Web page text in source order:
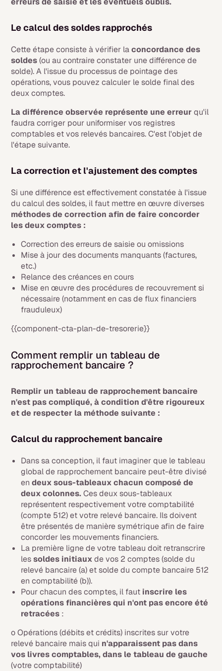
Le calcul des soldes rapprochés
Cette étape consiste à vérifier laconcordance des
soldes(ou au contraire constater une différence de
solde). A l'issue du processus de pointage des
opérations, vous pouvez calculer le solde final des
deux comptes.
La différence observée représente une erreurqu'il
faudra corriger pour uniformiser vos registres
comptables et vos relevés bancaires. C'est l'objet de
l'étape suivante.
La correction et l'ajustement des comptes
Si une différence est effectivement constatée à l'issue
du calcul des soldes, il faut mettre en œuvre diverses
méthodes de correction afin de faire concorder
les deux comptes :
Correction des erreurs de saisie ou omissions
Mise à jour des documents manquants (factures,
etc.)
Relance des créances en cours
Mise en œuvre des procédures de recouvrement si
nécessaire (notamment en cas de flux financiers
frauduleux)
{{component-cta-plan-de-tresorerie}}
Comment remplir un tableau de
rapprochement bancaire ?
Remplir un tableau de rapprochement bancaire
n'est pas compliqué, à condition d'être rigoureux
et de respecter la méthode suivante :
Calcul du rapprochement bancaire
Dans sa conception, il faut imaginer que le tableau
global de rapprochement bancaire peut-être divisé
endeux sous-tableaux chacun composé de
deux colonnes.Ces deux sous-tableaux
représentent respectivement votre comptabilité
(compte 512) et votre relevé bancaire. Ils doivent
être présentés de manière symétrique afin de faire
concorder les mouvements financiers.
La première ligne de votre tableau doit retranscrire
lessoldes initiauxde vos 2 comptes (solde du
relevé bancaire (a) et solde du compte bancaire 512
en comptabilité (b)).
Pour chacun des comptes, il faut inscrire les
opérations financières qui n'ont pas encore été
retracées :
o Opérations (débits et crédits) inscrites sur votre
relevé bancaire mais qui n'apparaissent pas dans
vos livres comptables, dans le tableau de gauche
(votre comptabilité)